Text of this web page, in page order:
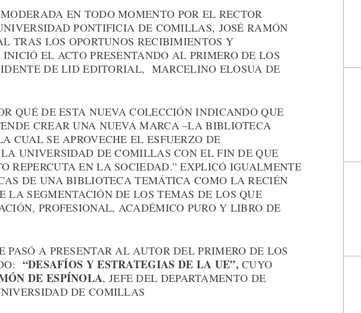
EN TODO MOMENTO POR EL RECTOR
PONTIFICIA DE COMILLAS, JOSÉ RAMÓN
TRAS LOS OPORTUNOS RECIBIMIENTOS Y
EL ACTO PRESENTANDO AL PRIMERO DE LOS
DE LID EDITORIAL, MARCELINO ELOSUA DE
QUÉ DE ESTA NUEVA COLECCIÓN INDICANDO QUE
CREAR UNA NUEVA MARCA –LA BIBLIOTECA
CUAL SE APROVECHE EL ESFUERZO DE
UNIVERSIDAD DE COMILLAS CON EL FIN DE QUE
REPERCUTA EN LA SOCIEDAD.” EXPLICÓ IGUALMENTE
DE UNA BIBLIOTECA TEMÁTICA COMO LA RECIÉN
LA SEGMENTACIÓN DE LOS TEMAS DE LOS QUE
PROFESIONAL, ACADÉMICO PURO Y LIBRO DE
PASÓ A PRESENTAR AL AUTOR DEL PRIMERO DE LOS
“DESAFÍOS Y ESTRATEGIAS DE LA UE”, CUYO
DE ESPÍNOLA, JEFE DEL DEPARTAMENTO DE
DE COMILLAS